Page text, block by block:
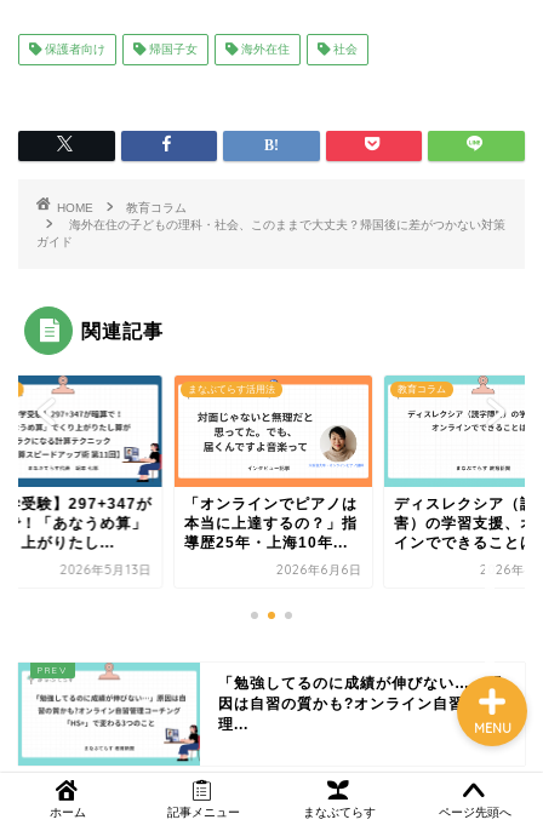
保護者向け 帰国子女 海外在住 社会
HOME
教育コラム
海外在住の子どもの理科・社会、このままで大丈夫？帰国後に差がつかない対策
ガイド
関連記事
学受験】297+347が
で！「あなうめ算」
り上がりたし...
2026年5月13日
まなぶてらす活用法
「オンラインでピアノは
本当に上達するの？」指
導歴25年・上海10年...
2026年6月6日
教育コラム
ディスレクシア（読
害）の学習支援、オ
インでできることは
2026年4
「勉強してるのに成績が伸びない…」原
因は自習の質かも?オンライン自習管
理...
不登校の子を持つ親が知っておきたい
「学校以外の学習支援」制度と活用法
ホーム 記事メニュー まなぶてらす ページ先頭へ
MENU
NEWS
まなぶてらす活用法
教育コラム